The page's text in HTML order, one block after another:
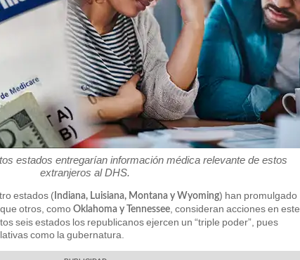
estados entregarían información médica relevante de estos
extranjeros al DHS.
estados ( Indiana, Luisiana, Montana y Wyoming) han promulgado
otros, como Oklahoma y Tennessee, consideran acciones en este
seis estados los republicanos ejercen un “triple poder”, pues
como la gubernatura.